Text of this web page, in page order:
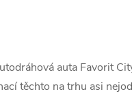
auta Favorit
těchto na trhu asi